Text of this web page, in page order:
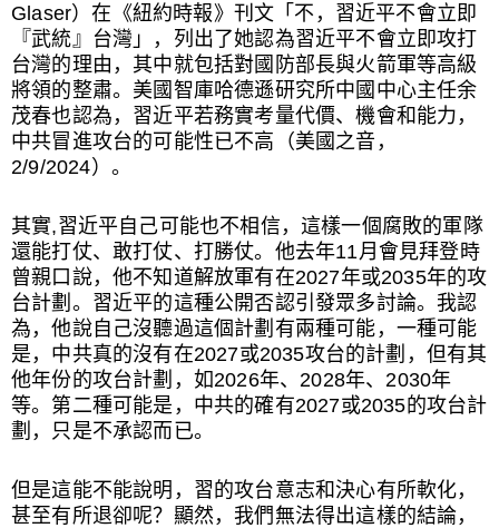
Glaser）在《紐約時報》刊文「不，習近平不會立即
『武統』台灣」，列出了她認為習近平不會立即攻打
台灣的理由，其中就包括對國防部長與火箭軍等高級
將領的整肅。美國智庫哈德遜研究所中國中心主任余
茂春也認為，習近平若務實考量代價、機會和能力，
中共冒進攻台的可能性已不高（美國之音，
2/9/2024）。
其實,習近平自己可能也不相信，這樣一個腐敗的軍隊
還能打仗、敢打仗、打勝仗。他去年11月會見拜登時
曾親口說，他不知道解放軍有在2027年或2035年的攻
台計劃。習近平的這種公開否認引發眾多討論。我認
為，他說自己沒聽過這個計劃有兩種可能，一種可能
是，中共真的沒有在2027或2035攻台的計劃，但有其
他年份的攻台計劃，如2026年、2028年、2030年
等。第二種可能是，中共的確有2027或2035的攻台計
劃，只是不承認而已。
但是這能不能說明，習的攻台意志和決心有所軟化，
甚至有所退卻呢？顯然，我們無法得出這樣的結論，